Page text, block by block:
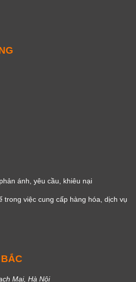
ánh, yêu cầu, khiêu nại
trong việc cung cấp hàng hóa, dịch vụ
Mai, Hà Nội